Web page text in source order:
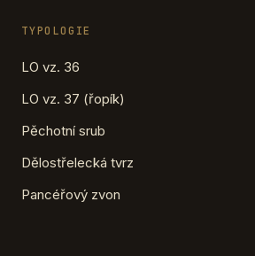
TYPOLOGIE
LO vz. 36
LO vz. 37 (řopík)
Pěchotní srub
Dělostřelecká tvrz
Pancéřový zvon